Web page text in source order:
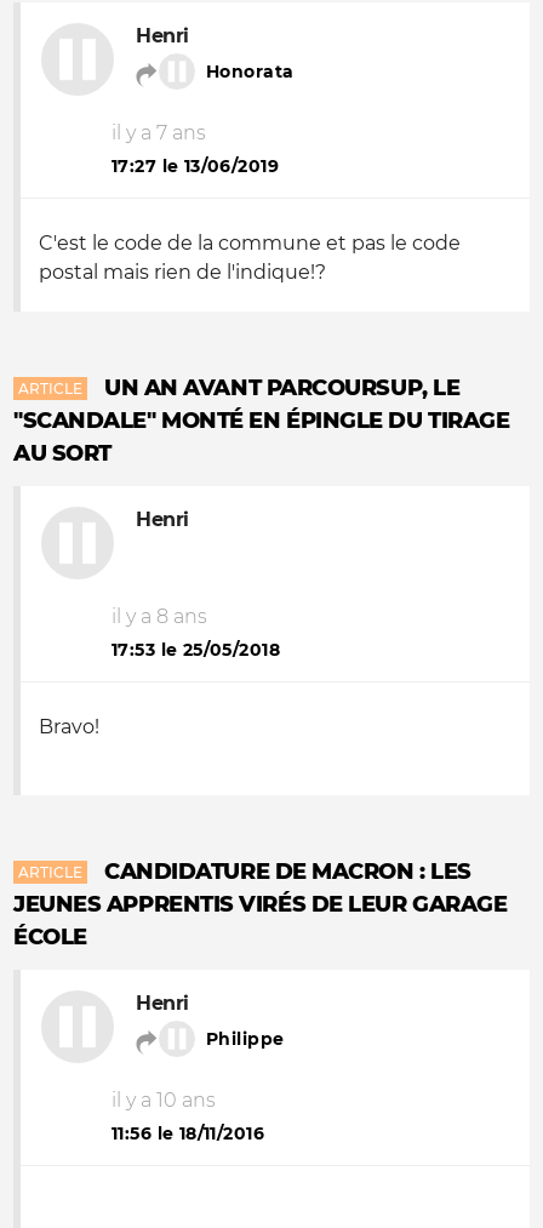
Henri
Honorata
il y a 7 ans
17:27 le 13/06/2019
C'est le code de la commune et pas le code
postal mais rien de l'indique!?
ARTICLE
UN AN AVANT PARCOURSUP, LE
"SCANDALE" MONTÉ EN ÉPINGLE DU TIRAGE
AU SORT
Henri
il y a 8 ans
17:53 le 25/05/2018
Bravo!
ARTICLE
CANDIDATURE DE MACRON : LES
JEUNES APPRENTIS VIRÉS DE LEUR GARAGE
ÉCOLE
Henri
Philippe
il y a 10 ans
11:56 le 18/11/2016